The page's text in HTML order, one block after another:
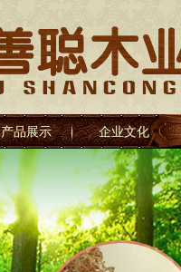
产品展示 企业文化